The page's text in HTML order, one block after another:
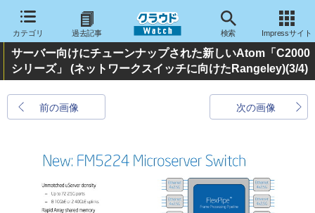
カテゴリ 過去記事 検索 Impressサイト
サーバー向けにチューンナップされた新しいAtom「C2000
シリーズ」 (ネットワークスイッチに向けたRangeley)(3/4)
前の画像 次の画像